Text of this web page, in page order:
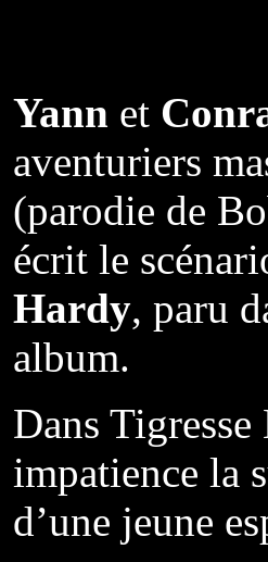
Yann et
aventuriers
(parodie de
écrit le
Hardy, paru
album.
Dans
impatience la
d’une jeune